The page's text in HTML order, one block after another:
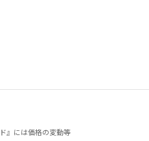
』には価格の変動等